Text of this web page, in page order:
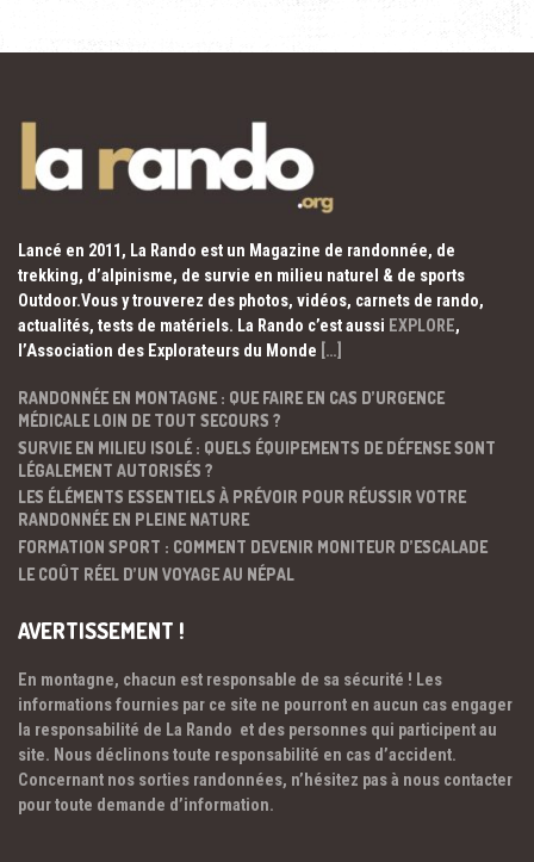
Lancé en 2011, La Rando est un Magazine de randonnée, de
trekking, d’alpinisme, de survie en milieu naturel & de sports
Outdoor.Vous y trouverez des photos, vidéos, carnets de rando,
actualités, tests de matériels. La Rando c’est aussi EXPLORE,
l’Association des Explorateurs du Monde […]
RANDONNÉE EN MONTAGNE : QUE FAIRE EN CAS D’URGENCE
MÉDICALE LOIN DE TOUT SECOURS ?
SURVIE EN MILIEU ISOLÉ : QUELS ÉQUIPEMENTS DE DÉFENSE SONT
LÉGALEMENT AUTORISÉS ?
LES ÉLÉMENTS ESSENTIELS À PRÉVOIR POUR RÉUSSIR VOTRE
RANDONNÉE EN PLEINE NATURE
FORMATION SPORT : COMMENT DEVENIR MONITEUR D’ESCALADE
LE COÛT RÉEL D’UN VOYAGE AU NÉPAL
AVERTISSEMENT !
En montagne, chacun est responsable de sa sécurité ! Les
informations fournies par ce site ne pourront en aucun cas engager
la responsabilité de La Rando et des personnes qui participent au
site. Nous déclinons toute responsabilité en cas d’accident.
Concernant nos sorties randonnées, n’hésitez pas à nous contacter
pour toute demande d’information.